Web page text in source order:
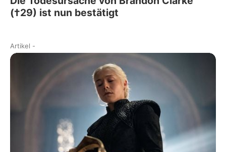
(†29) ist nun bestätigt
Artikel -